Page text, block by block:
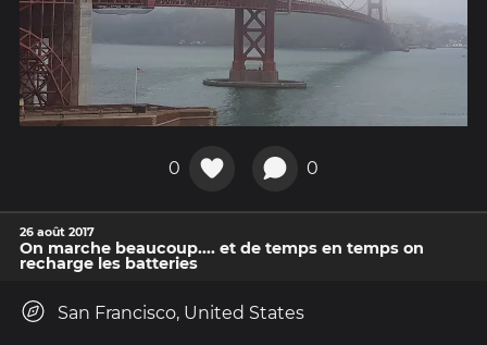
0 0
26 août 2017
On marche beaucoup.... et de temps en temps on
recharge les batteries
San Francisco, United States